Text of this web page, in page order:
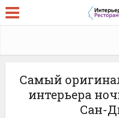
Самый
интерьера
Сан-